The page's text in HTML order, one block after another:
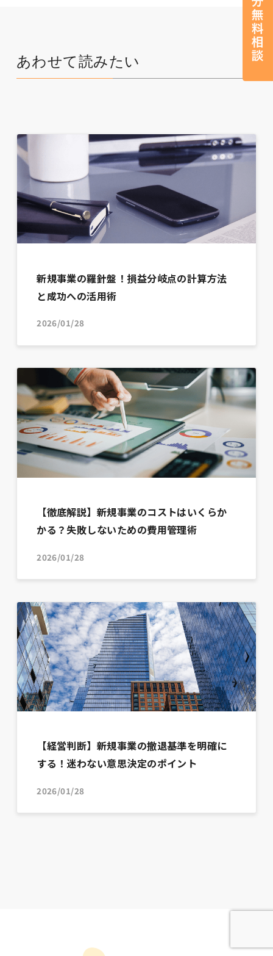
あわせて読みたい
新規事業の羅針盤！損益分岐点の計算方法
と成功への活用術
2026/01/28
【徹底解説】新規事業のコストはいくらか
かる？失敗しないための費用管理術
2026/01/28
【経営判断】新規事業の撤退基準を明確に
する！迷わない意思決定のポイント
2026/01/28